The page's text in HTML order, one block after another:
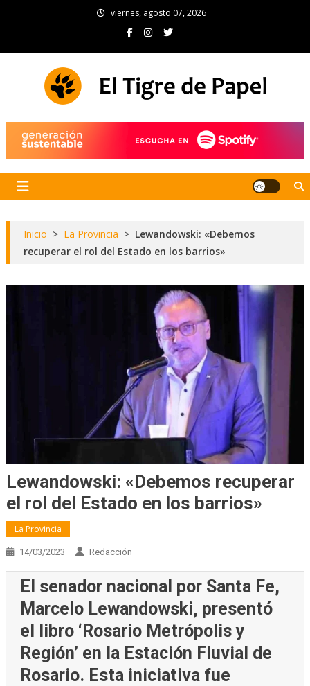
viernes, agosto 07, 2026
Inicio > La Provincia > Lewandowski: «Debemos
recuperar el rol del Estado en los barrios»
Lewandowski: «Debemos recuperar
el rol del Estado en los barrios»
La Provincia
14/03/2023 Redacción
El senador nacional por Santa Fe,
Marcelo Lewandowski, presentó
el libro ‘Rosario Metrópolis y
Región’ en la Estación Fluvial de
Rosario. Esta iniciativa fue